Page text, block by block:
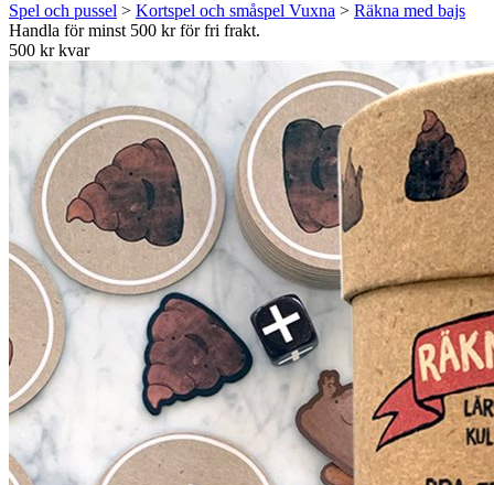
Spel och pussel > Kortspel och småspel Vuxna > Räkna med bajs
Handla för minst 500 kr för fri frakt.
500 kr kvar